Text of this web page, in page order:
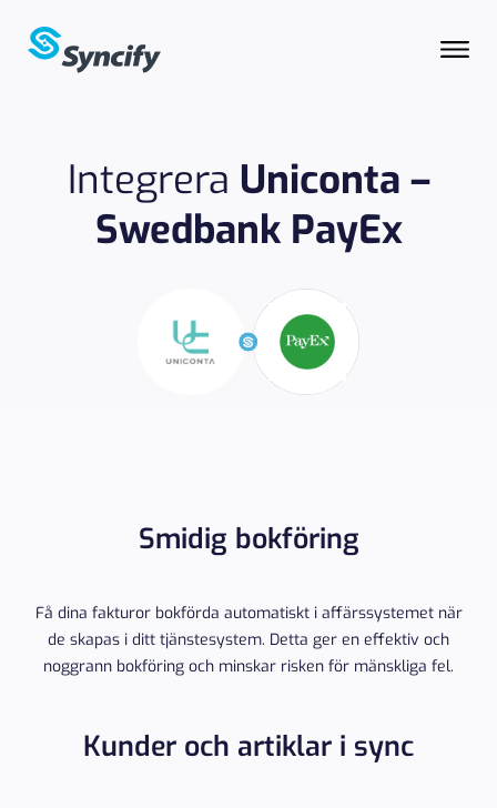
Integrera Uniconta –
Swedbank PayEx
Smidig bokföring
Få dina fakturor bokförda automatiskt i affärssystemet när
de skapas i ditt tjänstesystem. Detta ger en effektiv och
noggrann bokföring och minskar risken för mänskliga fel.
Kunder och artiklar i sync